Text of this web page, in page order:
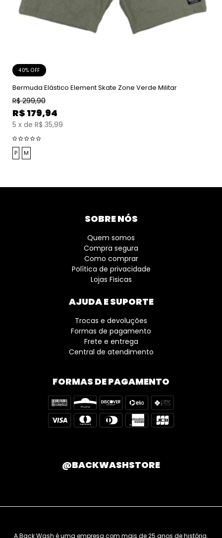
40% OFF
Bermuda Elástico Element Skate Zone Verde Militar
R$ 299,90
R$ 179,94
5 x de R$ 35,99
P M
SOBRE NÓS
Quem somos
Compra segura
Como comprar
Política de privacidade
Lojas Fisicas
AJUDA E SUPORTE
Trocas e devoluções
Formas de pagamento
Frete e entrega
Central de atendimento
FORMAS DE PAGAMENTO
@BACKWASHSTORE
A Back Wash é uma empresa com mais de 25 anos de história.